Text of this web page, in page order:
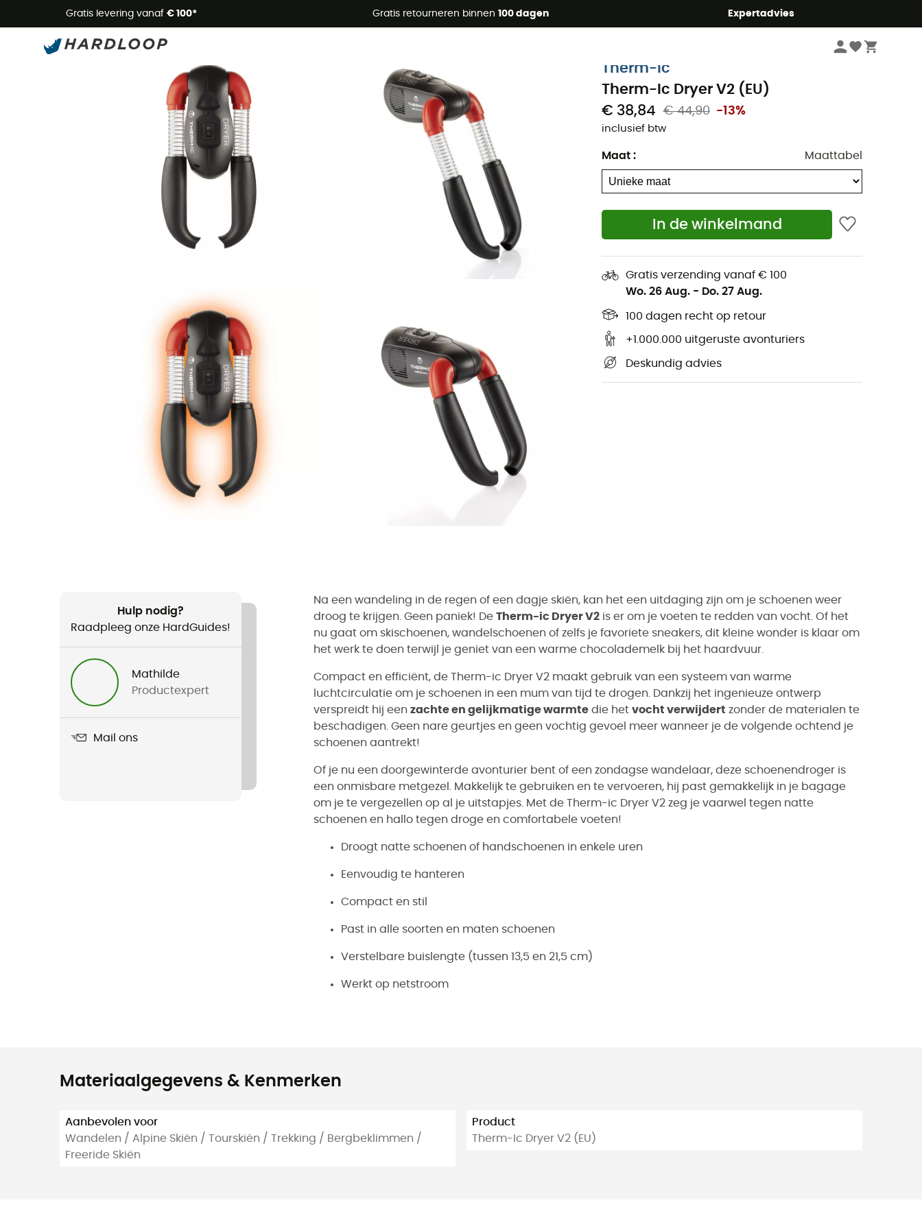
Gratis levering vanaf € 100* Gratis retourneren binnen 100 dagen Expertadvies
Zomeraanbiedingen 🔥 -5% EXTRA vanaf 2 producten* met code Summer5
Wandelaccessoires
Therm-Ic
Therm-Ic Dryer V2 (EU)
€ 38,84
€ 44,90 -13%
inclusief btw
Maat : Maattabel
In de winkelmand
Gratis verzending vanaf € 100
Wo. 26 Aug. - Do. 27 Aug.
100 dagen recht op retour
+1.000.000 uitgeruste avonturiers
Deskundig advies
Hulp nodig?
Raadpleeg onze HardGuides!
Mathilde
Productexpert
Mail ons
Na een wandeling in de regen of een dagje skiën, kan het een uitdaging zijn om je schoenen weer
droog te krijgen. Geen paniek! De Therm-ic Dryer V2 is er om je voeten te redden van vocht. Of het
nu gaat om skischoenen, wandelschoenen of zelfs je favoriete sneakers, dit kleine wonder is klaar om
het werk te doen terwijl je geniet van een warme chocolademelk bij het haardvuur.
Compact en efficiënt, de Therm-ic Dryer V2 maakt gebruik van een systeem van warme
luchtcirculatie om je schoenen in een mum van tijd te drogen. Dankzij het ingenieuze ontwerp
verspreidt hij een zachte en gelijkmatige warmte die het vocht verwijdert zonder de materialen te
beschadigen. Geen nare geurtjes en geen vochtig gevoel meer wanneer je de volgende ochtend je
schoenen aantrekt!
Of je nu een doorgewinterde avonturier bent of een zondagse wandelaar, deze schoenendroger is
een onmisbare metgezel. Makkelijk te gebruiken en te vervoeren, hij past gemakkelijk in je bagage
om je te vergezellen op al je uitstapjes. Met de Therm-ic Dryer V2 zeg je vaarwel tegen natte
schoenen en hallo tegen droge en comfortabele voeten!
Droogt natte schoenen of handschoenen in enkele uren
Eenvoudig te hanteren
Compact en stil
Past in alle soorten en maten schoenen
Verstelbare buislengte (tussen 13,5 en 21,5 cm)
Werkt op netstroom
Materiaalgegevens & Kenmerken
Aanbevolen voor
Wandelen / Alpine Skiën / Tourskiën / Trekking / Bergbeklimmen /
Freeride Skiën
Product
Therm-Ic Dryer V2 (EU)